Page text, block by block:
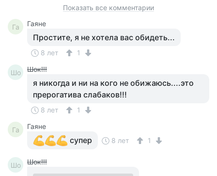
Показать все комментарии
Га Гаяне
Простите, я не хотела вас обидеть...
8 лет 1
Шо Шок!!!
я никогда и ни на кого не обижаюсь....это
прерогатива слабаков!!!
8 лет 1
Га Гаяне
супер 8 лет 1
Шо Шок!!!